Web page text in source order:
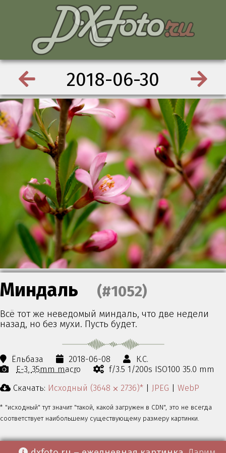
2018-06-30
Миндаль (#1052)
Всё тот же неведомый миндаль, что две недели
назад, но без мухи. Пусть будет.
Ёльбаза 2018-06-08
К.С.
E-3 35mm macro
f/3.5 1/200s ISO100 35.0 mm
Скачать: Исходный (3648 ⨉ 2736)* | JPEG | WebP
* "исходный" тут значит "такой, какой загружен в CDN", это не всегда
соответствует наибольшему существующему размеру картинки.